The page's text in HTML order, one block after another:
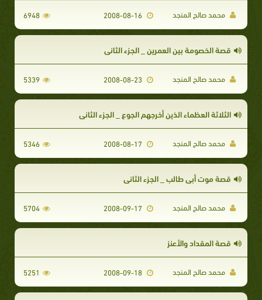
محمد صالح المنجد 2008-08-16
6948
قصة الخصومة بين العمرين _ الجزء الثاني
محمد صالح المنجد 2008-08-23
5339
الثلاثة العظماء الذين أخرجهم الجوع _ الجزء الثاني
محمد صالح المنجد 5346
قصة موت أبي طالب _ الجزء الثاني
محمد صالح المنجد 5704
قصة المقداد والأعنز
محمد صالح المنجد 2008-09-18
5251